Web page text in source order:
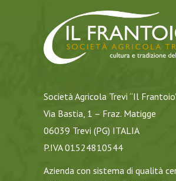
Società Agricola Trevi “Il
Via Bastia, 1 – Fraz. Matigge
06039 Trevi (PG) ITALIA
P.IVA 01524810544
Azienda con sistema di qualità